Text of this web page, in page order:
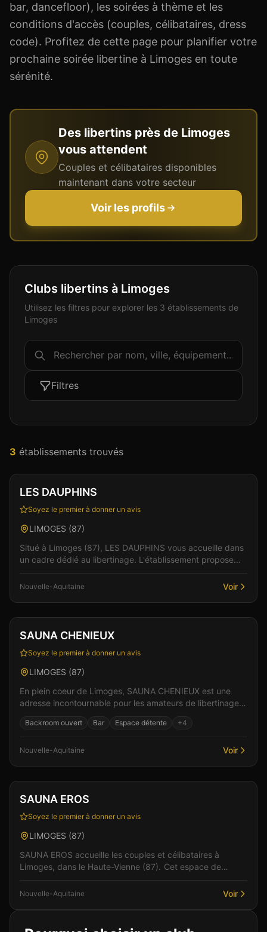
bar, dancefloor), les soirées à thème et les
conditions d'accès (couples, célibataires, dress
code). Profitez de cette page pour planifier votre
prochaine soirée libertine à Limoges en toute
sérénité.
Des libertins près de Limoges
vous attendent
Couples et célibataires disponibles
maintenant dans votre secteur
Voir les profils
Clubs libertins à Limoges
Utilisez les filtres pour explorer les 3 établissements de
Limoges
Filtres
3 établissements trouvés
LES DAUPHINS
Soyez le premier à donner un avis
LIMOGES (87)
Situé à Limoges (87), LES DAUPHINS vous accueille dans
un cadre dédié au libertinage. L'établissement propose
Nouvelle-Aquitaine Voir
Club Sauna +4
SAUNA CHENIEUX
Soyez le premier à donner un avis
LIMOGES (87)
En plein coeur de Limoges, SAUNA CHENIEUX est une
adresse incontournable pour les amateurs de libertinage
Backroom ouvert Bar Espace détente +4
Nouvelle-Aquitaine Voir
Club Sauna +1
SAUNA EROS
Soyez le premier à donner un avis
LIMOGES (87)
SAUNA EROS accueille les couples et célibataires à
Limoges, dans le Haute-Vienne (87). Cet espace de
Nouvelle-Aquitaine Voir